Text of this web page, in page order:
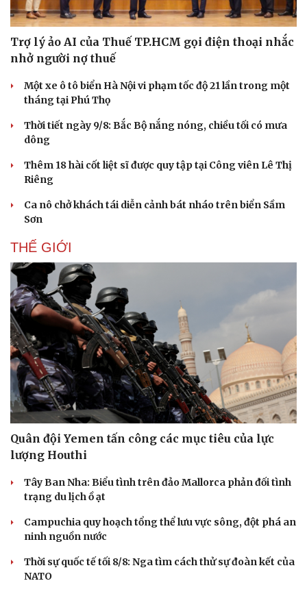
Văn hóa
Sân khấu - Điện ảnh
Văn học
Âm nhạc
Giải trí
Thời trang
Trợ lý ảo AI của Thuế TP.HCM gọi điện thoại nhắc
nhở người nợ thuế
Một xe ô tô biển Hà Nội vi phạm tốc độ 21 lần trong một
tháng tại Phú Thọ
Thời tiết ngày 9/8: Bắc Bộ nắng nóng, chiều tối có mưa
dông
Thêm 18 hài cốt liệt sĩ được quy tập tại Công viên Lê Thị
Riêng
Ca nô chở khách tái diễn cảnh bát nháo trên biển Sầm
Sơn
THẾ GIỚI
Quân đội Yemen tấn công các mục tiêu của lực
lượng Houthi
Tây Ban Nha: Biểu tình trên đảo Mallorca phản đối tình
trạng du lịch ồ ạt
Campuchia quy hoạch tổng thể lưu vực sông, đột phá an
ninh nguồn nước
Thời sự quốc tế tối 8/8: Nga tìm cách thử sự đoàn kết của
NATO